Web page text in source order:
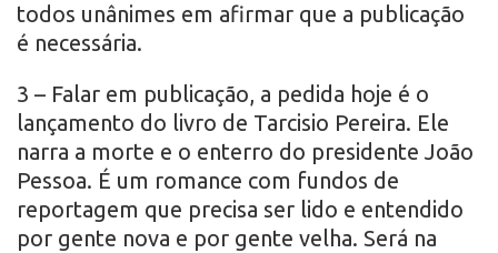
todos unânimes em afirmar que a publicação
é necessária.
3 – Falar em publicação, a pedida hoje é o
lançamento do livro de Tarcisio Pereira. Ele
narra a morte e o enterro do presidente João
Pessoa. É um romance com fundos de
reportagem que precisa ser lido e entendido
por gente nova e por gente velha. Será na